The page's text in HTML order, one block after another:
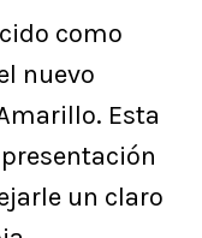
como
nuevo
Esta
un claro